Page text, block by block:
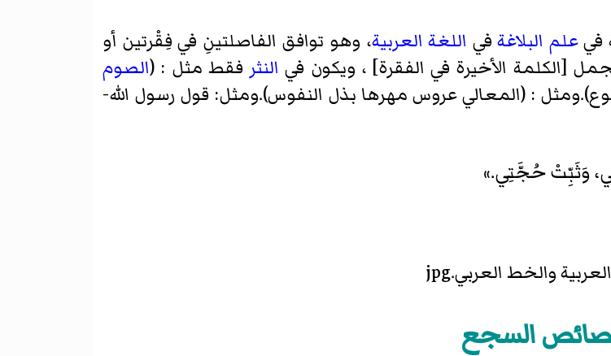
فيعلم البلاغةفي اللغة العربية، وهو توافق الفاصلتينِ في فِقْرتين أو
[الكلمة الأخيرة في الفقرة] ، ويكون في النثر فقط مثل : (الصوم
: (المعالي عروس مهرها بذل النفوس).ومثل: قول رسول الله-
وَثَبِّتْ حُجَّتِي.»
السجع